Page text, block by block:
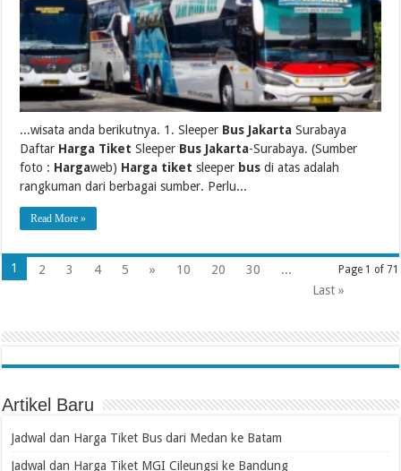
...wisata anda berikutnya. 1. Sleeper Bus Jakarta Surabaya
Daftar Harga Tiket Sleeper Bus Jakarta-Surabaya. (Sumber
foto : Hargaweb) Harga tiket sleeper bus di atas adalah
rangkuman dari berbagai sumber. Perlu...
Read More »
Page 1 of 71
1 2 3 4 5 » 10 20 30
...
Last »
Artikel Baru
Jadwal dan Harga Tiket Bus dari Medan ke Batam
Jadwal dan Harga Tiket MGI Cileungsi ke Bandung